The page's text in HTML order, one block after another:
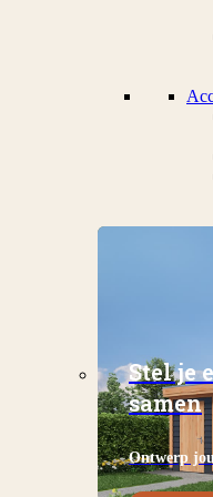
Stel je
samen
Ontwerp